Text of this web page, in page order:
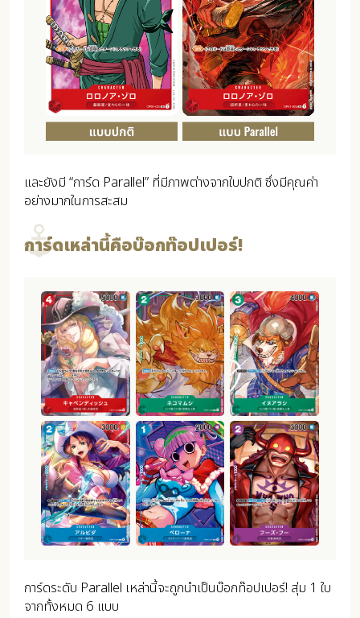
และยังมี “การ์ด Parallel” ที่มีภาพต่างจากใบปกติ ซึ่งมีคุณค่า
อย่างมากในการสะสม
การ์ดเหล่านี้คือบ๊อกท๊อปเปอร์!
การ์ดระดับ Parallel เหล่านี้จะถูกนำเป็นบ๊อกท๊อปเปอร์! สุ่ม 1 ใบ
จากทั้งหมด 6 แบบ